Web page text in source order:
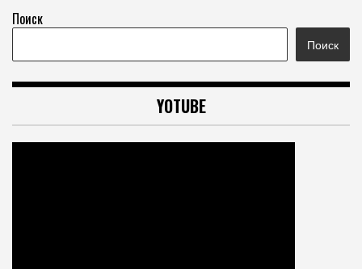
Поиск
Поиск
YOTUBE